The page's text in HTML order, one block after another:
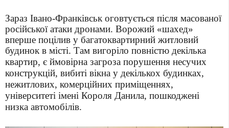
Зараз Івано-Франківськ оговтується після масованої
російської атаки дронами. Ворожий «шахед»
вперше поцілив у багатоквартирний житловий
будинок в місті. Там вигоріло повністю декілька
квартир, є ймовірна загроза порушення несучих
конструкцій, вибиті вікна у декількох будинках,
нежитлових, комерційних приміщеннях,
університеті імені Короля Данила, пошкоджені
низка автомобілів.